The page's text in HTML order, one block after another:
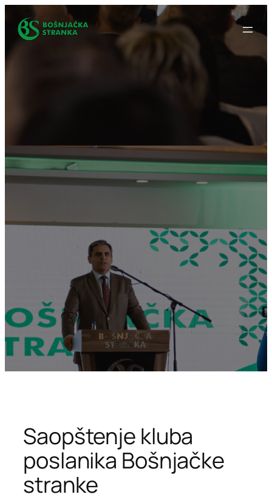
sadržaj
Saopštenje kluba
poslanika Bošnjačke
stranke